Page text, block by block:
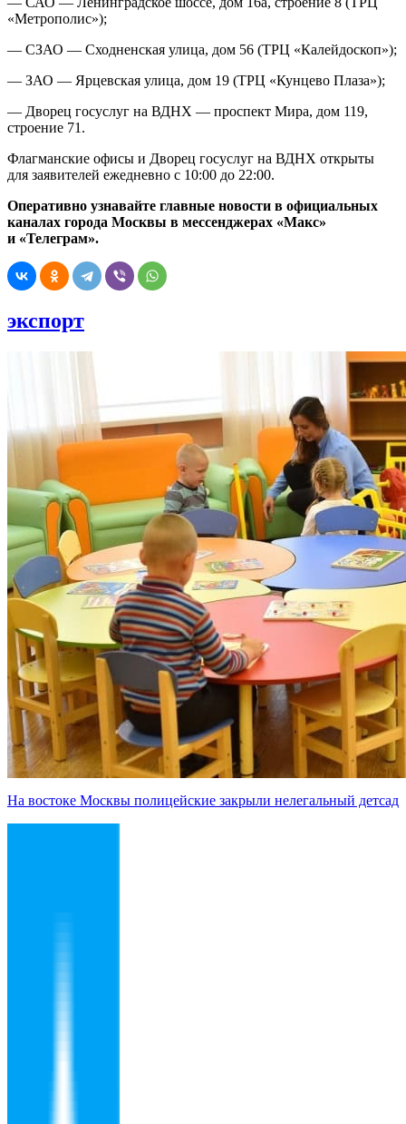
«Метрополис»);
— СЗАО — Сходненская улица, дом 56 (ТРЦ «Калейдоскоп»);
— ЗАО — Ярцевская улица, дом 19 (ТРЦ «Кунцево Плаза»);
— Дворец госуслуг на ВДНХ — проспект Мира, дом 119,
строение 71.
Флагманские офисы и Дворец госуслуг на ВДНХ открыты
для заявителей ежедневно с 10:00 до 22:00.
Оперативно узнавайте главные новости в официальных
каналах города Москвы в мессенджерах «Макс»
и «Телеграм».
экспорт
На востоке Москвы полицейские закрыли нелегальный детсад